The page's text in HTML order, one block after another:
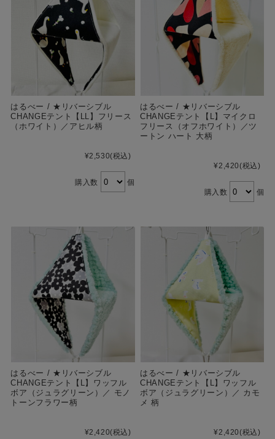
はるべー / ★リバーシブル
CHANGEテント【LL】フリース
（ホワイト）／アヒル柄
¥2,530(税込)
購入数 個
はるべー / ★リバーシブル
CHANGEテント【L】マイクロ
フリース（オフホワイト）／ツ
ートン ハート 大柄
¥2,420(税込)
購入数 個
はるべー / ★リバーシブル
CHANGEテント【L】ワッフル
ボア（ジュラグリーン）／ モノ
トーンフラワー柄
¥2,420(税込)
はるべー / ★リバーシブル
CHANGEテント【L】ワッフル
ボア（ジュラグリーン）／ カモ
メ 柄
¥2,420(税込)